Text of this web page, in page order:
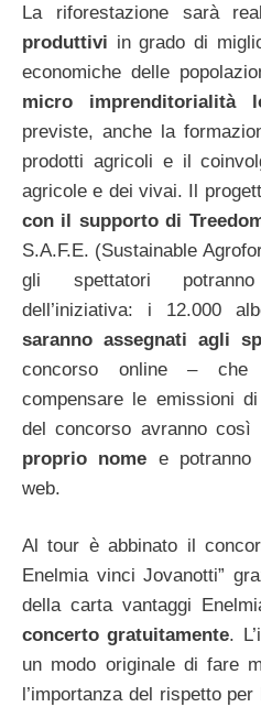
La riforestazione sarà
produttivi in grado di
economiche delle
micro imprenditorialità
previste, anche la
prodotti agricoli e il
agricole e dei vivai. Il
con il supporto di
S.A.F.E. (Sustainable
gli spettatori
dell’iniziativa: i 12.000
saranno assegnati agli
concorso online – che
compensare le emissioni
del concorso avranno così
proprio nome e
web.
Al tour è abbinato il
Enelmia vinci Jovanotti”
della carta vantaggi
concerto gratuitamente.
un modo originale di fare
l’importanza del rispetto